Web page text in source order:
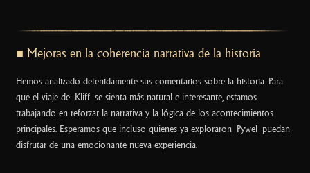
■Mejoras en la coherencia narrativa de la historia
Hemos analizado detenidamente sus comentarios sobre la historia. Para
que el viaje de Kliff se sienta más natural e interesante, estamos
trabajando en reforzar la narrativa y la lógica de los acontecimientos
principales. Esperamos que incluso quienes ya exploraron Pywel puedan
disfrutar de una emocionante nueva experiencia.